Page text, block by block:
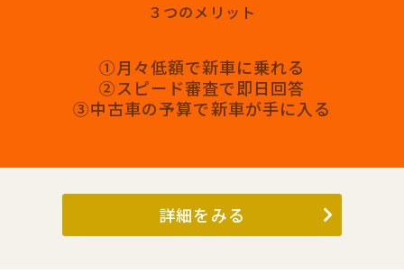
３つのメリット
①月々低額で新車に乗れる
②スピード審査で即日回答
③中古車の予算で新車が手に入る
詳細をみる